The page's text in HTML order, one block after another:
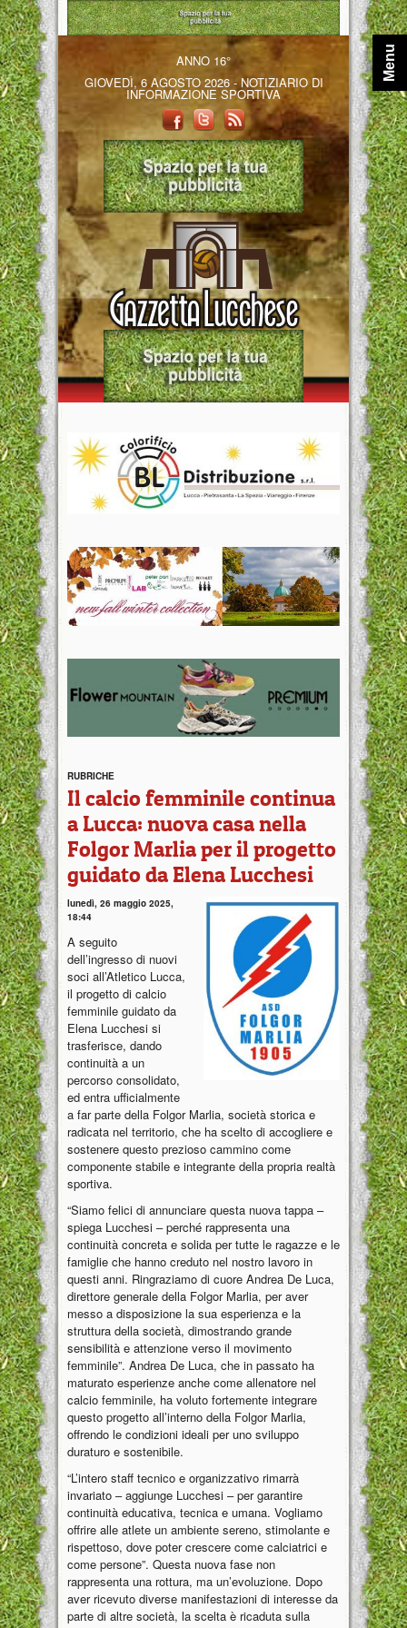
ANNO 16°
GIOVEDÌ, 6 AGOSTO 2026 - NOTIZIARIO DI
INFORMAZIONE SPORTIVA
RUBRICHE
Il calcio femminile continua
a Lucca: nuova casa nella
Folgor Marlia per il progetto
guidato da Elena Lucchesi
lunedì, 26 maggio 2025,
18:44
A seguito
dell’ingresso di nuovi
soci all’Atletico Lucca,
il progetto di calcio
femminile guidato da
Elena Lucchesi si
trasferisce, dando
continuità a un
percorso consolidato,
ed entra ufficialmente
a far parte della Folgor Marlia, società storica e
radicata nel territorio, che ha scelto di accogliere e
sostenere questo prezioso cammino come
componente stabile e integrante della propria realtà
sportiva.
“Siamo felici di annunciare questa nuova tappa –
spiega Lucchesi – perché rappresenta una
continuità concreta e solida per tutte le ragazze e le
famiglie che hanno creduto nel nostro lavoro in
questi anni. Ringraziamo di cuore Andrea De Luca,
direttore generale della Folgor Marlia, per aver
messo a disposizione la sua esperienza e la
struttura della società, dimostrando grande
sensibilità e attenzione verso il movimento
femminile”. Andrea De Luca, che in passato ha
maturato esperienze anche come allenatore nel
calcio femminile, ha voluto fortemente integrare
questo progetto all’interno della Folgor Marlia,
offrendo le condizioni ideali per uno sviluppo
duraturo e sostenibile.
“L’intero staff tecnico e organizzativo rimarrà
invariato – aggiunge Lucchesi – per garantire
continuità educativa, tecnica e umana. Vogliamo
offrire alle atlete un ambiente sereno, stimolante e
rispettoso, dove poter crescere come calciatrici e
come persone”. Questa nuova fase non
rappresenta una rottura, ma un’evoluzione. Dopo
aver ricevuto diverse manifestazioni di interesse da
parte di altre società, la scelta è ricaduta sulla
Menu